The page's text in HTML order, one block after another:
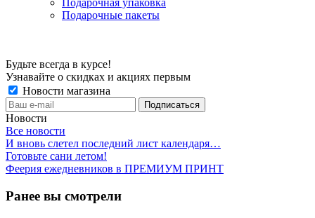
Подарочные пакеты
Будьте всегда в курсе!
Узнавайте о скидках и акциях первым
Новости магазина
Новости
Все новости
И вновь слетел последний лист календаря…
Готовьте сани летом!
Феерия ежедневников в ПРЕМИУМ ПРИНТ
Ранее вы смотрели